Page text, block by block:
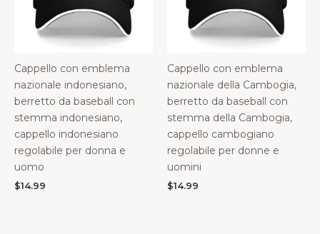
Cappello con emblema
nazionale indonesiano,
berretto da baseball con
stemma indonesiano,
cappello indonesiano
regolabile per donna e
uomo
$14.99
Cappello con emblema
nazionale della Cambogia,
berretto da baseball con
stemma della Cambogia,
cappello cambogiano
regolabile per donne e
uomini
$14.99